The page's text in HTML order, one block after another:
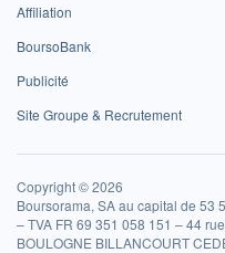
Affiliation
BoursoBank
Publicité
Site Groupe & Recrutement
Copyright © 2026
Boursorama, SA au capital de 53
– TVA FR 69 351 058 151 – 44
BOULOGNE BILLANCOURT